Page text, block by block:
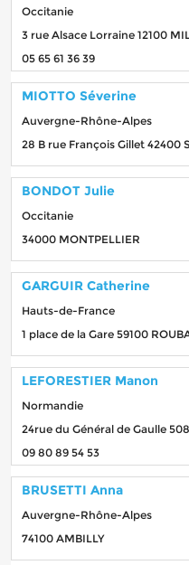
Occitanie
3 rue Alsace Lorraine 12100
05 65 61 36 39
MIOTTO Séverine
Auvergne-Rhône-Alpes
28 B rue François Gillet 42400
BONDOT Julie
Occitanie
34000 MONTPELLIER
GARGUIR Catherine
Hauts-de-France
1 place de la Gare 59100
LEFORESTIER Manon
Normandie
24rue du Général de Gaulle
09 80 89 54 53
BRUSETTI Anna
Auvergne-Rhône-Alpes
74100 AMBILLY